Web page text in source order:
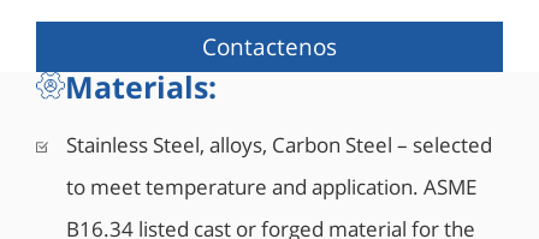
expulsión
• Bidireccional de manera estándar
• Con certificación API 6D (monograma API 6D-
• Diseñada Segura contra incendios (Fire Safe)
según API 6FA, API 607, ISO 10497
• Cumple con NACE MR0175/ISO 15156
Contactenos
Materials:
Stainless Steel, alloys, Carbon Steel – selected
to meet temperature and application. ASME
B16.34 listed cast or forged material for the